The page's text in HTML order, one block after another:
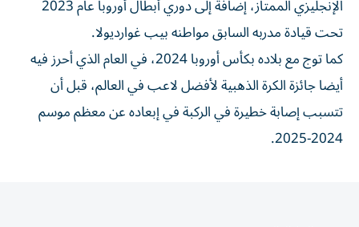
الإنجليزي الممتاز، إضافة إلى دوري أبطال أوروبا عام 2023
تحت قيادة مدربه السابق مواطنه بيب غوارديولا.
كما توج مع بلاده بكأس أوروبا 2024، في العام الذي أحرز فيه
أيضا جائزة الكرة الذهبية لأفضل لاعب في العالم، قبل أن
تتسبب إصابة خطيرة في الركبة في إبعاده عن معظم موسم
2024-2025.